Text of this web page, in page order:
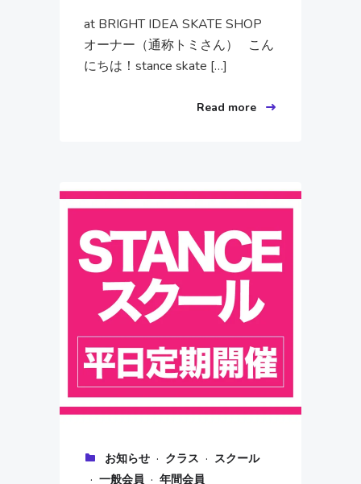
at BRIGHT IDEA SKATE SHOP
オーナー（通称トミさん） こん
にちは！stance skate […]
Read more
お知らせ · クラス · スクール
· 一般会員 · 年間会員